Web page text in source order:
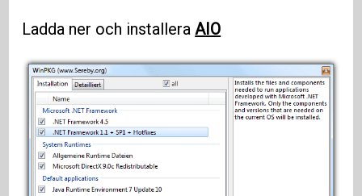
Ladda ner och installeraAIO